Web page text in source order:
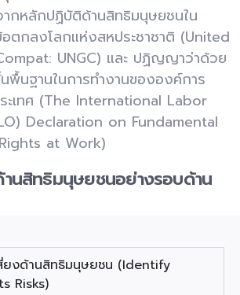
กหลักปฏิบัติด้านสิทธิมนุษยชนใน
ตกลงโลกแห่งสหประชาชาติ (United
UNGC) และ ปฏิญญาว่าด้วย
พื้นฐานในการทำงานขององค์การ
ะเทศ (The International Labor
Declaration on Fundamental
at Work)
นสิทธิมนุษยชนอย่างรอบด้าน
สี่ยงด้านสิทธิมนุษยชน (Identify
Risks)